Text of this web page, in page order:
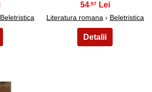
Beletristica
54 ,97
Literatura romana› Beletristica